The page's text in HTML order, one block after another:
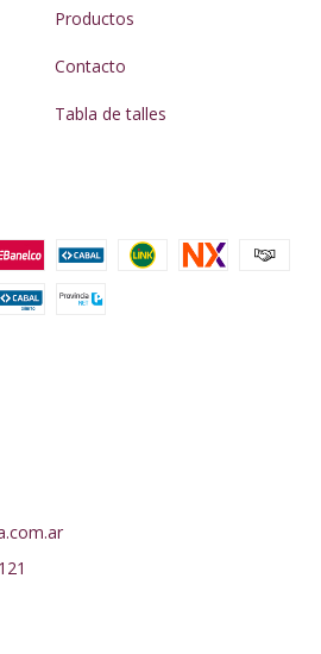
Productos
Contacto
Tabla de talles